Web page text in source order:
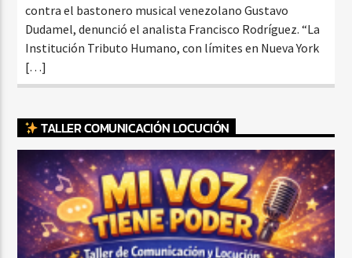
contra el bastonero musical venezolano Gustavo
Dudamel, denunció el analista Francisco Rodríguez. “La
Institución Tributo Humano, con límites en Nueva York
[…]
TALLER COMUNICACIÓN LOCUCIÓN